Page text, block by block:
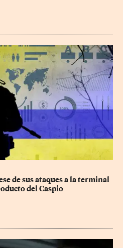
de sus ataques a la terminal
del Caspio